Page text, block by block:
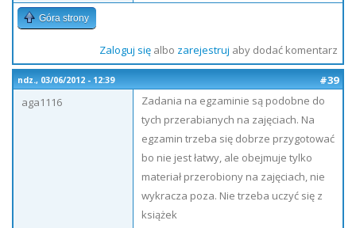
Góra strony
Zaloguj sięalbo zarejestruj aby dodać komentarz
ndz., 03/06/2012 - 12:39
#39
aga1116
Zadania na egzaminie są podobne do
tych przerabianych na zajęciach. Na
egzamin trzeba się dobrze przygotować
bo nie jest łatwy, ale obejmuje tylko
materiał przerobiony na zajęciach, nie
wykracza poza. Nie trzeba uczyć się z
książek